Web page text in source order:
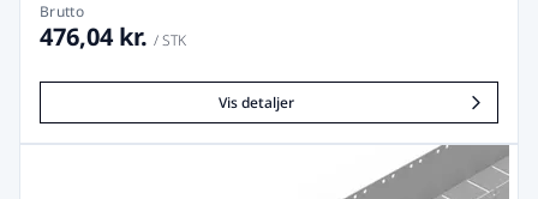
Brutto
476,04 kr. / STK
Vis detaljer